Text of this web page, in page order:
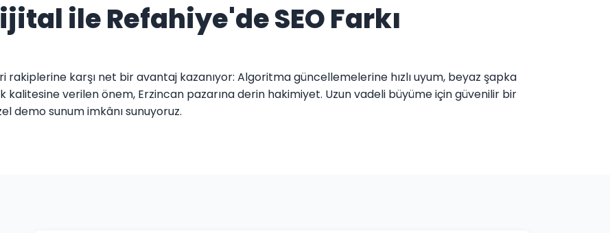
ile Refahiye'de SEO Farkı
karşı net bir avantaj kazanıyor: Algoritma güncellemelerine hızlı uyum, beyaz şapka
kalitesine verilen önem, Erzincan pazarına derin hakimiyet. Uzun vadeli büyüme için güvenilir bir
demo sunum imkânı sunuyoruz.